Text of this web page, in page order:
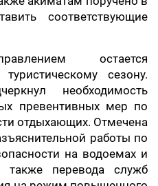
соответствующие
остается
сезону.
необходимость
превентивных мер по
отдыхающих. Отмечена
работы по
на водоемах и
перевода служб